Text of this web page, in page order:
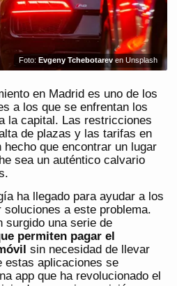
Foto: Evgeny Tchebotarev en Unsplash
en Madrid es uno de los
a los que se enfrentan los
la capital. Las restricciones
de plazas y las tarifas en
hecho que encontrar un lugar
sea un auténtico calvario
ha llegado para ayudar a los
a este problema.
surgido una serie de
permiten pagar el
sin necesidad de llevar
estas aplicaciones se
app que ha revolucionado el